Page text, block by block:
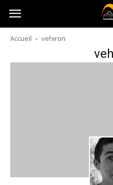
Australia-
australie.com
Accueil vehiron